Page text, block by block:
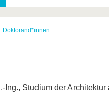
Doktorand*innen
Ing., Studium der